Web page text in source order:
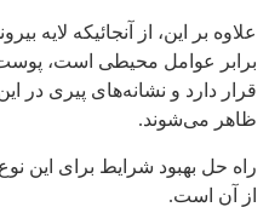
علاوه بر این، از آنجائیکه لایه
برابر عوامل محیطی است،
قرار دارد و نشانه‌های پیری در
ظاهر می‌شوند.
راه ‌حل بهبود شرایط برای این
از آن است.